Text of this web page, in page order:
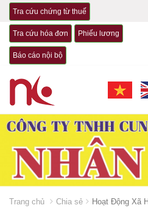
Tra cứu chứng từ thuế
Tra cứu hóa đơn Phiếu lương
Báo cáo nội bộ
Trang chủ Chia sẻ Hoạt Động Xã